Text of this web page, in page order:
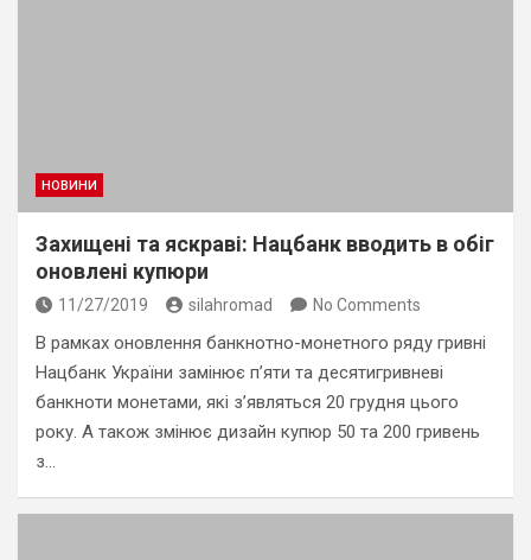
НОВИНИ
Захищені та яскраві: Нацбанк вводить в обіг
оновлені купюри
11/27/2019 silahromad No Comments
В рамках оновлення банкнотно-монетного ряду гривні
Нацбанк України замінює п’яти та десятигривневі
банкноти монетами, які з’являться 20 грудня цього
року. А також змінює дизайн купюр 50 та 200 гривень
з…